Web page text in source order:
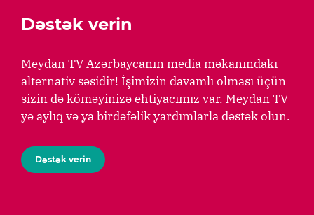
Dəstək verin
Meydan TV Azərbaycanın media məkanındakı
alternativ səsidir! İşimizin davamlı olması üçün
sizin də köməyinizə ehtiyacımız var. Meydan TV-
yə aylıq və ya birdəfəlik yardımlarla dəstək olun.
Dəstək verin